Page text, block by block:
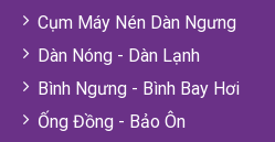
Cụm Máy Nén Dàn Ngưng
Dàn Nóng - Dàn Lạnh
Bình Ngưng - Bình Bay Hơi
Ống Đồng - Bảo Ôn